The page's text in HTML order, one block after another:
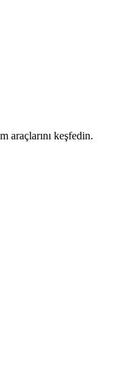
araçlarını keşfedin.